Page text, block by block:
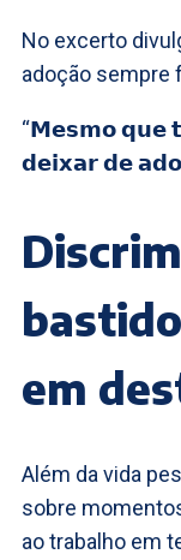
No excerto
adoção sempre
“𝗠𝗲𝘀𝗺𝗼 𝗾𝘂𝗲
𝗱𝗲𝗶𝘅𝗮𝗿 𝗱𝗲
em
Além da vida
sobre
ao trabalho em